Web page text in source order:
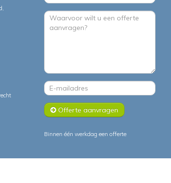
Offerte aanvragen
Binnen één werkdag een offerte